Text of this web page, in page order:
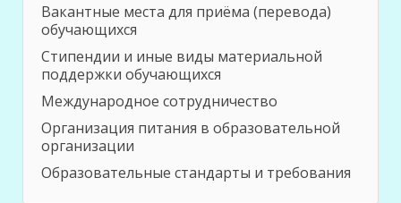
Вакантные места для приёма (перевода)
обучающихся
Стипендии и иные виды материальной
поддержки обучающихся
Международное сотрудничество
Организация питания в образовательной
организации
Образовательные стандарты и требования